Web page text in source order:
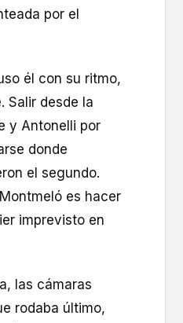
por el
él con su ritmo,
Salir desde la
y Antonelli por
donde
el segundo.
es hacer
imprevisto en
las cámaras
rodaba último,